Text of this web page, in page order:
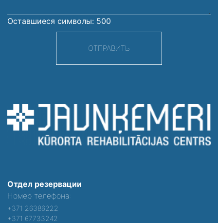
Оставшиеся символы: 500
ОТПРАВИТЬ
Отдел резервации
Номер телефона:
+371 26386222
+371 67733242